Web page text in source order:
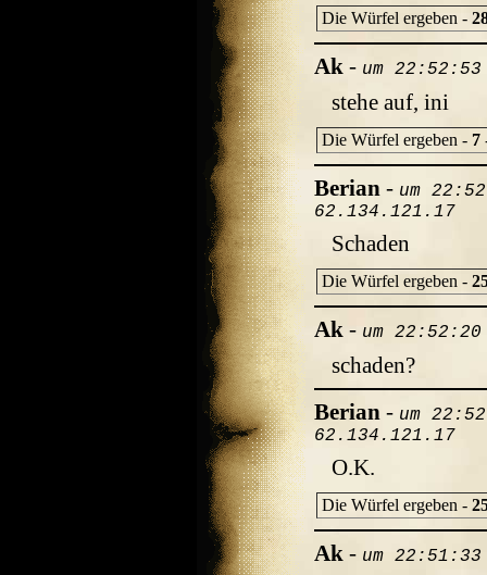
Die Würfel ergeben -
Ak - um
stehe auf, ini
Die Würfel ergeben - 7
Berian - um
62.134.121.17
Schaden
Die Würfel ergeben -
Ak - um
schaden?
Berian - um
62.134.121.17
O.K.
Die Würfel ergeben -
Ak - um